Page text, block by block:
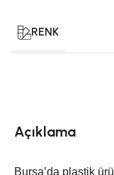
RENK
Açıklama
Bursa’da plastik